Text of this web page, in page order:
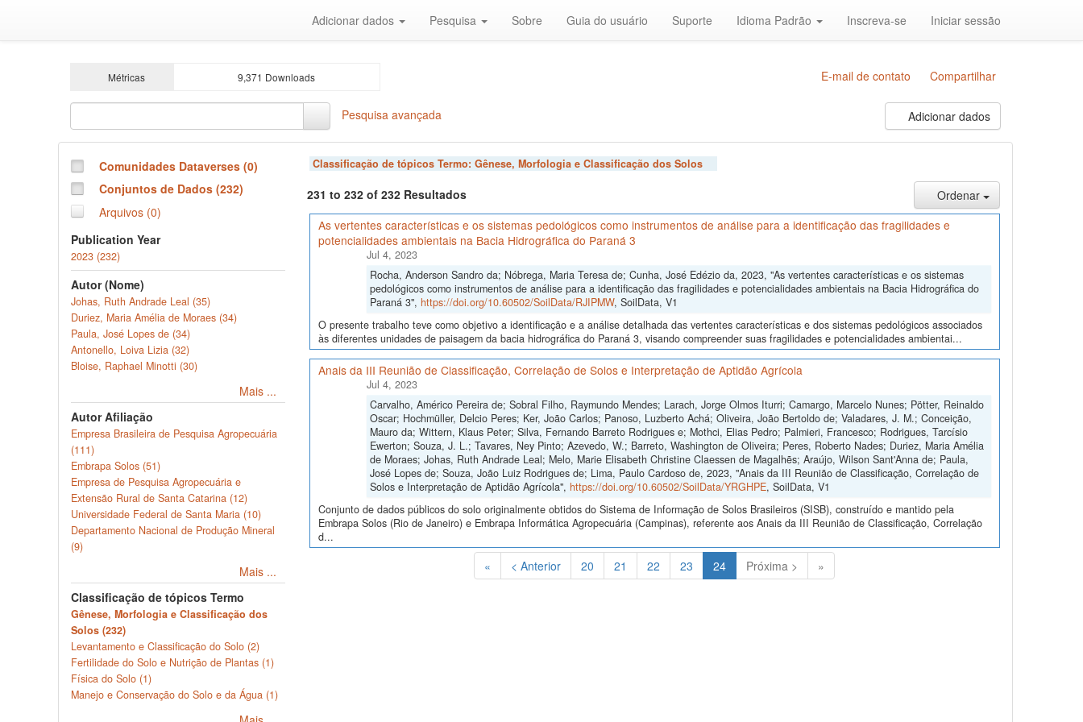
Adicionar dados Pesquisa Sobre Guia do usuário Suporte Idioma Padrão Inscreva-se Iniciar sessão
Métricas 9,371 Downloads E-mail de contato Compartilhar
Pesquisa avançada Adicionar dados
Comunidades Dataverses (0)
Conjuntos de Dados (232)
Arquivos (0)
Publication Year
2023 (232)
Autor (Nome)
Johas, Ruth Andrade Leal (35)
Duriez, Maria Amélia de Moraes (34)
Paula, José Lopes de (34)
Antonello, Loiva Lizia (32)
Bloise, Raphael Minotti (30)
Mais ...
Autor Afiliação
Empresa Brasileira de Pesquisa Agropecuária
(111)
Embrapa Solos (51)
Empresa de Pesquisa Agropecuária e
Extensão Rural de Santa Catarina (12)
Universidade Federal de Santa Maria (10)
Departamento Nacional de Produção Mineral
(9)
Mais ...
Classificação de tópicos Termo
Gênese, Morfologia e Classificação dos
Solos (232)
Levantamento e Classificação do Solo (2)
Fertilidade do Solo e Nutrição de Plantas (1)
Física do Solo (1)
Manejo e Conservação do Solo e da Água (1)
Classificação de tópicos Termo: Gênese, Morfologia e Classificação dos Solos
231 to 232 of 232 Resultados
Ordenar
As vertentes características e os sistemas pedológicos como instrumentos de análise para a identificação das fragilidades e
potencialidades ambientais na Bacia Hidrográfica do Paraná 3
Jul 4, 2023
Rocha, Anderson Sandro da; Nóbrega, Maria Teresa de; Cunha, José Edézio da, 2023, "As vertentes características e os sistemas
pedológicos como instrumentos de análise para a identificação das fragilidades e potencialidades ambientais na Bacia Hidrográfica do
Paraná 3", https://doi.org/10.60502/SoilData/RJIPMW, SoilData, V1
O presente trabalho teve como objetivo a identificação e a análise detalhada das vertentes características e dos sistemas pedológicos associados
às diferentes unidades de paisagem da bacia hidrográfica do Paraná 3, visando compreender suas fragilidades e potencialidades ambientai...
Anais da III Reunião de Classificação, Correlação de Solos e Interpretação de Aptidão Agrícola
Jul 4, 2023
Carvalho, Américo Pereira de; Sobral Filho, Raymundo Mendes; Larach, Jorge Olmos Iturri; Camargo, Marcelo Nunes; Pötter, Reinaldo
Oscar; Hochmüller, Delcio Peres; Ker, João Carlos; Panoso, Luzberto Achá; Oliveira, João Bertoldo de; Valadares, J. M.; Conceição,
Mauro da; Wittern, Klaus Peter; Silva, Fernando Barreto Rodrigues e; Mothci, Elias Pedro; Palmieri, Francesco; Rodrigues, Tarcísio
Ewerton; Souza, J. L.; Tavares, Ney Pinto; Azevedo, W.; Barreto, Washington de Oliveira; Peres, Roberto Nades; Duriez, Maria Amélia
de Moraes; Johas, Ruth Andrade Leal; Melo, Marie Elisabeth Christine Claessen de Magalhẽs; Araújo, Wilson Sant'Anna de; Paula,
José Lopes de; Souza, João Luiz Rodrigues de; Lima, Paulo Cardoso de, 2023, "Anais da III Reunião de Classificação, Correlação de
Solos e Interpretação de Aptidão Agrícola", https://doi.org/10.60502/SoilData/YRGHPE, SoilData, V1
Conjunto de dados públicos do solo originalmente obtidos do Sistema de Informação de Solos Brasileiros (SISB), construído e mantido pela
Embrapa Solos (Rio de Janeiro) e Embrapa Informática Agropecuária (Campinas), referente aos Anais da III Reunião de Classificação, Correlação
d...
« < Anterior 20 21 22 23 24(Atual)Próxima > »